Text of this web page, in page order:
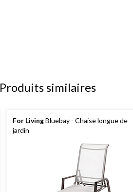
Produits similaires
For LivingBluebay - Chaise longue de
jardin